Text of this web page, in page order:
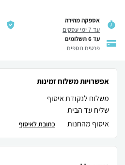
אספקה מהירה
עד 7 ימי עסקים
עד 6 תשלומים
פרטים נוספים
אפשרויות משלוח זמינות
משלוח לנקודת איסוף
שליח עד הבית
איסוף מהחנות
כתובת לאיסוף